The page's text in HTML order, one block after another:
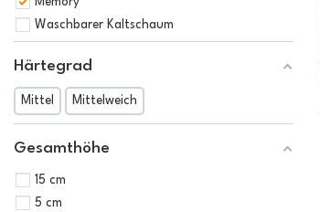
Waschbarer Kaltschaum
Härtegrad
Mittel Mittelweich
Gesamthöhe
15 cm
5 cm